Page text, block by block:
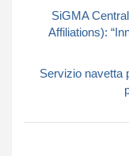
SiGMA
Affiliations):
Servizio navetta